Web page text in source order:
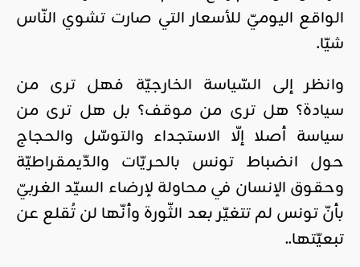
الواقع اليوميّ للأسعار التي صارت تشوي النّاس
شيّا.
وانظر إلى السّياسة الخارجيّة فهل ترى من
سيادة؟ هل ترى من موقف؟ بل هل ترى من
سياسة أصلا إلّا الاستجداء والتوسّل والحجاج
حول انضباط تونس بالحريّات والدّيمقراطيّة
وحقوق الإنسان في محاولة لإرضاء السيّد الغربيّ
بأنّ تونس لم تتغيّر بعد الثّورة وأنّها لن تُقلع عن
تبعيّتها..